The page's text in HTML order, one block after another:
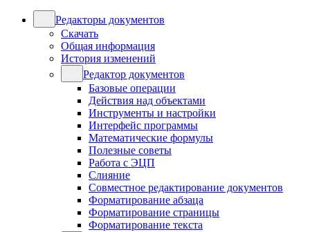
Редакторы документов
Скачать
Общая информация
История изменений
Редактор документов
Базовые операции
Действия над объектами
Инструменты и настройки
Интерфейс программы
Математические формулы
Полезные советы
Работа с ЭЦП
Слияние
Совместное редактирование документов
Форматирование абзаца
Форматирование страницы
Форматирование текста